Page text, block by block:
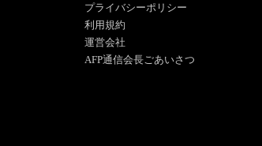
プライバシーポリシー
利用規約
運営会社
AFP通信会長ごあいさつ